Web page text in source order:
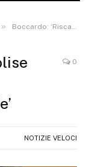
» Boccardo: ‘Riscatto Molise passa per maggiore attenzione alle famiglie’
0
NOTIZIE VELOCI